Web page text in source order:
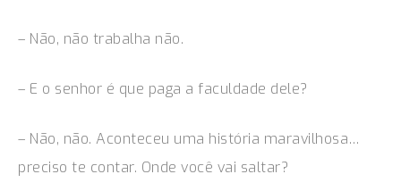
– Não, não trabalha não.
– E o senhor é que paga a faculdade dele?
– Não, não. Aconteceu uma história maravilhosa…
preciso te contar. Onde você vai saltar?